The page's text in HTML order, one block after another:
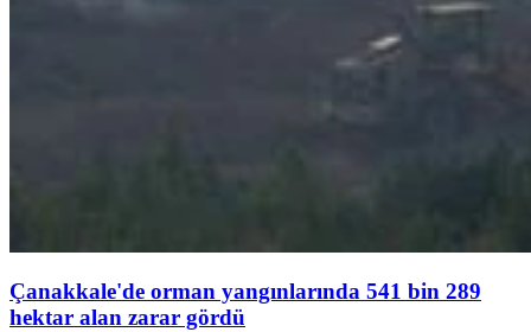
Çanakkale'de orman yangınlarında 541 bin 289
hektar alan zarar gördü